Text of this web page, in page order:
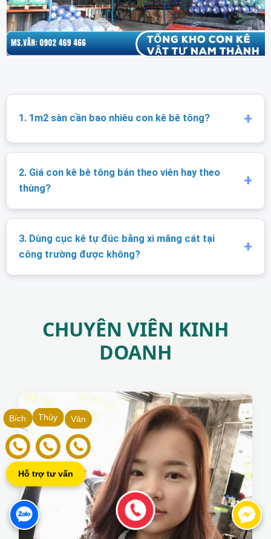
1. 1m2 sàn cần bao nhiêu con kê bê tông?
2. Giá con kê bê tông bán theo viên hay theo
thùng?
3. Dùng cục kê tự đúc bằng xi măng cát tại
công trường được không?
CHUYÊN VIÊN KINH
DOANH
Vân
Thúy
Bích
Hỗ trợ tư vấn